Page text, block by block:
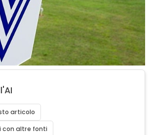
articolo
con altre fonti